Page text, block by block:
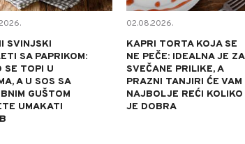
SVINJSKI
SA PAPRIKOM:
SE TOPI U
A U SOS SA
GUŠTOM
UMAKATI
02.08.2026.
KAPRI TORTA KOJA SE
NE PEČE: IDEALNA JE ZA
SVEČANE PRILIKE, A
PRAZNI TANJIRI ĆE VAM
NAJBOLJE REĆI KOLIKO
JE DOBRA